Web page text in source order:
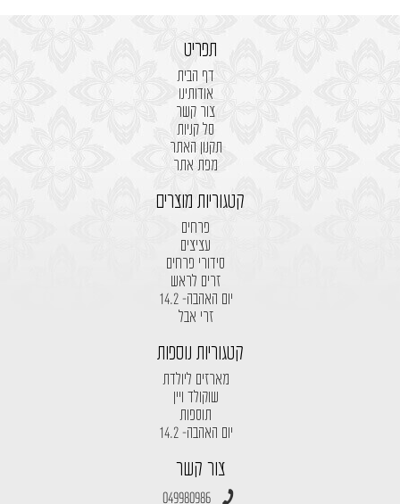
תפריט
דף הבית
אודותינו
צור קשר
סל קניות
תקנון האתר
מפת אתר
קטגוריות מוצרים
פרחים
עציצים
סידורי פרחים
זרים לראש
יום האהבה- 14.2
זרי אבל
קטגוריות נוספות
מארזים ליולדת
שוקולד ויין
תוספות
יום האהבה- 14.2
צור קשר
049980986